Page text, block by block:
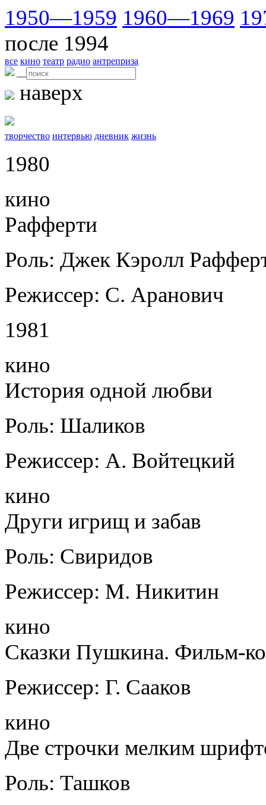
1950—1959 1960—1969
после 1994
все кино театр радио антреприза
наверх
творчество интервью дневник жизнь
1980
кино
Рафферти
Роль: Джек Кэролл
Режиссер: С. Аранович
1981
кино
История одной любви
Роль: Шаликов
Режиссер: А. Войтецкий
кино
Други игрищ и забав
Роль: Свиридов
Режиссер: М. Никитин
кино
Сказки Пушкина. Фильм-
Режиссер: Г. Сааков
кино
Две строчки мелким
Роль: Ташков